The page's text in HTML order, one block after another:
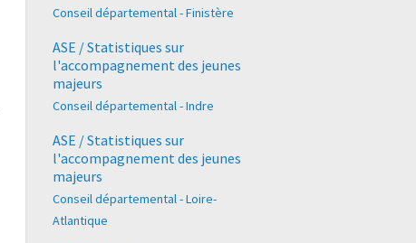
Conseil départemental - Finistère
ASE / Statistiques sur
l'accompagnement des jeunes
majeurs
Conseil départemental - Indre
ASE / Statistiques sur
l'accompagnement des jeunes
majeurs
Conseil départemental - Loire-
Atlantique